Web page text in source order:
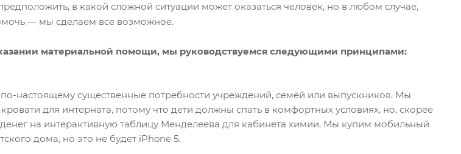
в какой сложной ситуации может оказаться человек, но в любом случае,
— мы сделаем все возможное.
материальной помощи, мы руководствуемся следующими принципами:
настоящему существенные потребности учреждений, семей или выпускников. Мы
для интерната, потому что дети должны спать в комфортных условиях, но, скорее
на интерактивную таблицу Менделеева для кабинета химии. Мы купим мобильный
дома, но это не будет iPhone 5.